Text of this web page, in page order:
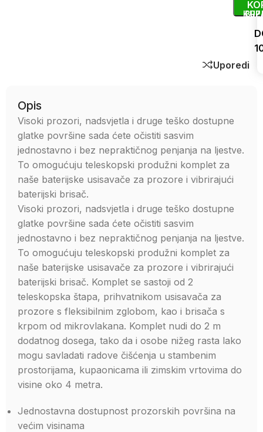
Uporedi
Opis
Visoki prozori, nadsvjetla i druge teško dostupne
glatke površine sada ćete očistiti sasvim
jednostavno i bez nepraktičnog penjanja na ljestve.
To omogućuju teleskopski produžni komplet za
naše baterijske usisavače za prozore i vibrirajući
baterijski brisač.
Visoki prozori, nadsvjetla i druge teško dostupne
glatke površine sada ćete očistiti sasvim
jednostavno i bez nepraktičnog penjanja na ljestve.
To omogućuju teleskopski produžni komplet za
naše baterijske usisavače za prozore i vibrirajući
baterijski brisač. Komplet se sastoji od 2
teleskopska štapa, prihvatnikom usisavača za
prozore s fleksibilnim zglobom, kao i brisača s
krpom od mikrovlakana. Komplet nudi do 2 m
dodatnog dosega, tako da i osobe nižeg rasta lako
mogu savladati radove čišćenja u stambenim
prostorijama, kupaonicama ili zimskim vrtovima do
visine oko 4 metra.
Jednostavna dostupnost prozorskih površina na
većim visinama